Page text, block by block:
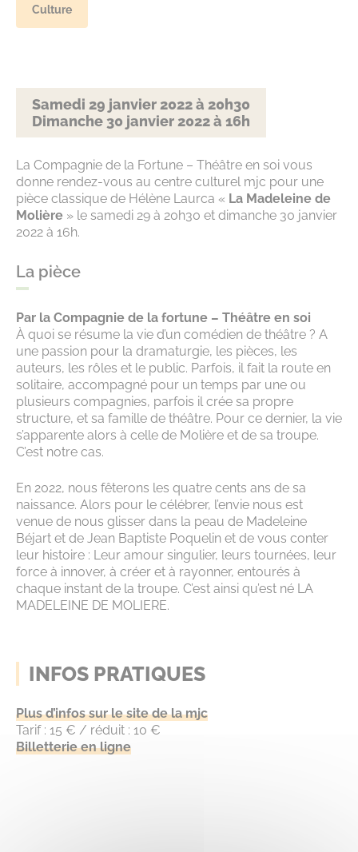
Culture
Samedi 29 janvier 2022 à 20h30
Dimanche 30 janvier 2022 à 16h
La Compagnie de la Fortune – Théâtre en soi vous
donne rendez-vous au centre culturel mjc pour une
pièce classique de Hélène Laurca « La Madeleine de
Molière » le samedi 29 à 20h30 et dimanche 30 janvier
2022 à 16h.
La pièce
Par la Compagnie de la fortune – Théâtre en soi
À quoi se résume la vie d’un comédien de théâtre ? A
une passion pour la dramaturgie, les pièces, les
auteurs, les rôles et le public. Parfois, il fait la route en
solitaire, accompagné pour un temps par une ou
plusieurs compagnies, parfois il crée sa propre
structure, et sa famille de théâtre. Pour ce dernier, la vie
s’apparente alors à celle de Molière et de sa troupe.
C’est notre cas.
En 2022, nous fêterons les quatre cents ans de sa
naissance. Alors pour le célébrer, l’envie nous est
venue de nous glisser dans la peau de Madeleine
Béjart et de Jean Baptiste Poquelin et de vous conter
leur histoire : Leur amour singulier, leurs tournées, leur
force à innover, à créer et à rayonner, entourés à
chaque instant de la troupe. C’est ainsi qu’est né LA
MADELEINE DE MOLIERE.
INFOS PRATIQUES
Plus d’infos sur le site de la mjc
Tarif : 15 € / réduit : 10 €
Billetterie en ligne